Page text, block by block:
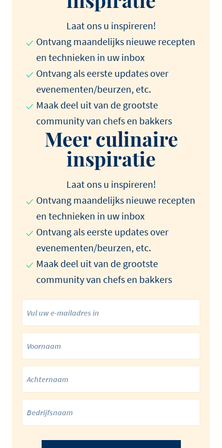
Laat ons u inspireren!
Ontvang maandelijks nieuwe recepten
en technieken in uw inbox
Ontvang als eerste updates over
evenementen/beurzen, etc.
Maak deel uit van de grootste
community van chefs en bakkers
Meer culinaire
inspiratie
Laat ons u inspireren!
Ontvang maandelijks nieuwe recepten
en technieken in uw inbox
Ontvang als eerste updates over
evenementen/beurzen, etc.
Maak deel uit van de grootste
community van chefs en bakkers